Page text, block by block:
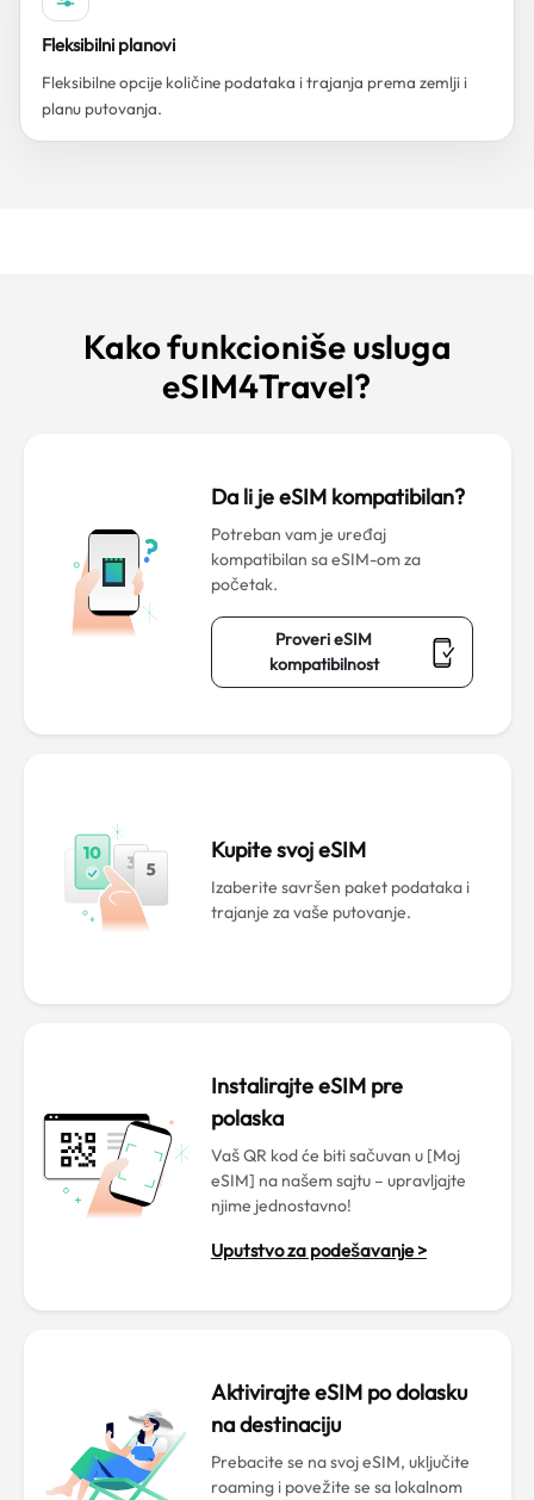
Fleksibilni planovi
Fleksibilne opcije količine podataka i trajanja prema zemlji i
planu putovanja.
Kako funkcioniše usluga
eSIM4Travel?
Da li je eSIM kompatibilan?
Potreban vam je uređaj
kompatibilan sa eSIM-om za
početak.
Proveri eSIM
kompatibilnost
Kupite svoj eSIM
Izaberite savršen paket podataka i
trajanje za vaše putovanje.
Instalirajte eSIM pre
polaska
Vaš QR kod će biti sačuvan u [Moj
eSIM] na našem sajtu – upravljajte
njime jednostavno!
Uputstvo za podešavanje >
Aktivirajte eSIM po dolasku
na destinaciju
Prebacite se na svoj eSIM, uključite
roaming i povežite se sa lokalnom